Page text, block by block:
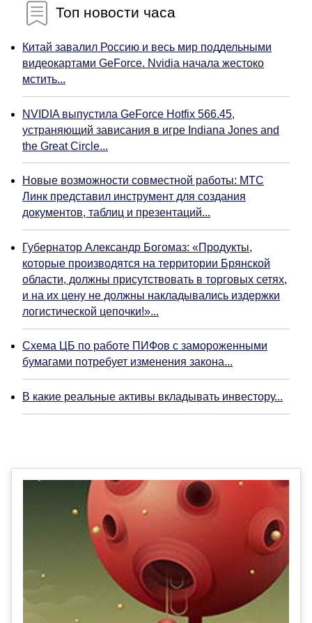
Топ новости часа
Китай завалил Россию и весь мир поддельными
видеокартами GeForce. Nvidia начала жестоко
мстить...
NVIDIA выпустила GeForce Hotfix 566.45,
устраняющий зависания в игре Indiana Jones and
the Great Circle...
Новые возможности совместной работы: МТС
Линк представил инструмент для создания
документов, таблиц и презентаций...
Губернатор Александр Богомаз: «Продукты,
которые производятся на территории Брянской
области, должны присутствовать в торговых сетях,
и на их цену не должны накладывались издержки
логистической цепочки!»...
Схема ЦБ по работе ПИФов с замороженными
бумагами потребует изменения закона...
В какие реальные активы вкладывать инвестору...